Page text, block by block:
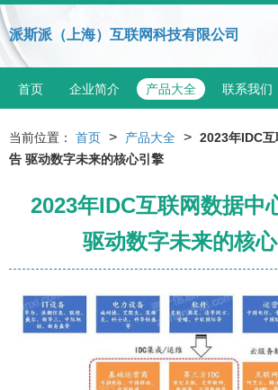
派斯派（上海）互联网科技有限公司
首页 企业简介 产品大全 联系我们
当前位置： 首页 > 产品大全 > 2023年IDC
告 驱动数字未来的核心引擎
2023年IDC互联网数据中
驱动数字未来的核